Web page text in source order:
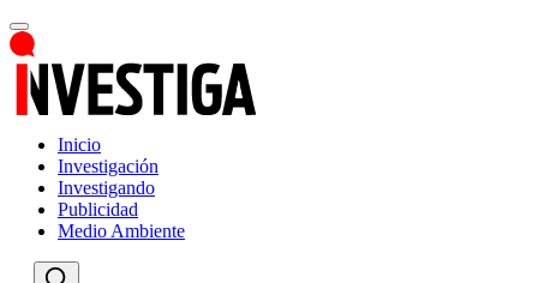
Inicio
Investigación
Investigando
Publicidad
Medio Ambiente